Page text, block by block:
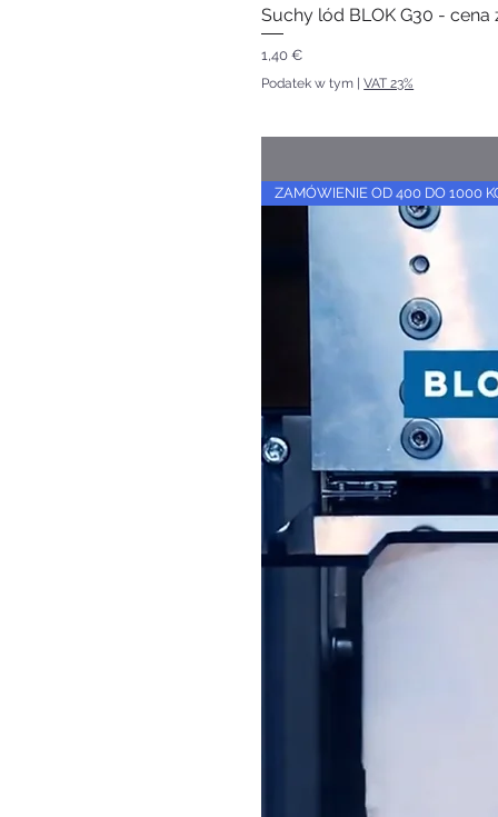
Suchy lód BLOK G30 - cena
Cena
1,40 €
Podatek w tym |VAT 23%
ZAMÓWIENIE OD 400 DO 1000